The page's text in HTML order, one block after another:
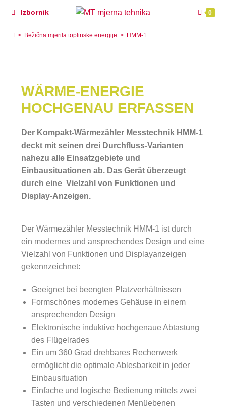
Izbornik 0
> Bežična mjerila toplinske energije > HMM-1
WÄRME-ENERGIE
HOCHGENAU ERFASSEN
Der Kompakt-Wärmezähler Messtechnik HMM-1
deckt mit seinen drei Durchfluss-Varianten
nahezu alle Einsatzgebiete und
Einbausituationen ab. Das Gerät überzeugt
durch eine Vielzahl von Funktionen und
Display-Anzeigen.
Der Wärmezähler Messtechnik HMM-1 ist durch
ein modernes und ansprechendes Design und eine
Vielzahl von Funktionen und Displayanzeigen
gekennzeichnet:
Geeignet bei beengten Platzverhältnissen
Formschönes modernes Gehäuse in einem
ansprechenden Design
Elektronische induktive hochgenaue Abtastung
des Flügelrades
Ein um 360 Grad drehbares Rechenwerk
ermöglicht die optimale Ablesbarkeit in jeder
Einbausituation
Einfache und logische Bedienung mittels zwei
Tasten und verschiedenen Menüebenen